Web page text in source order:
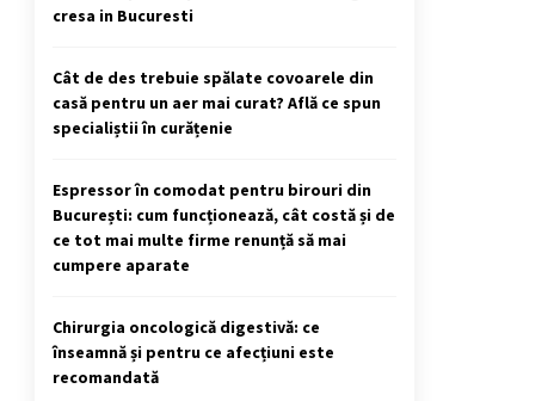
cresa in Bucuresti
Cât de des trebuie spălate covoarele din
casă pentru un aer mai curat? Află ce spun
specialiștii în curățenie
Espressor în comodat pentru birouri din
București: cum funcționează, cât costă și de
ce tot mai multe firme renunță să mai
cumpere aparate
Chirurgia oncologică digestivă: ce
înseamnă și pentru ce afecțiuni este
recomandată